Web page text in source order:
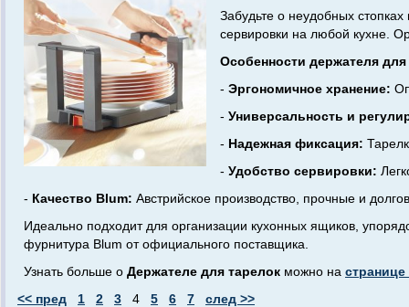
Забудьте о неудобных
сервировки на любой кухне.
Особенности держателя для
- Эргономичное хранение:
- Универсальность и
- Надежная фиксация:
- Удобство сервировки:
- Качество Blum: Австрийское производство, прочные и
Идеально подходит для организации кухонных ящиков,
фурнитура Blum от официального поставщика.
Узнать больше о Держателе для тарелок можно на странице
<< пред
1 2 3 4 5 6 7 след >>